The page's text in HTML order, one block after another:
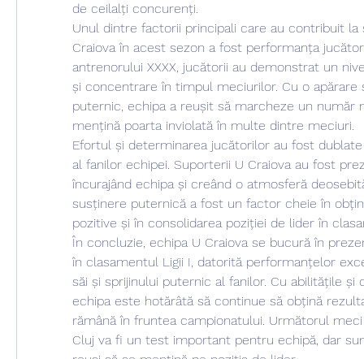
de ceilalți concurenți.
Unul dintre factorii principali care au contribuit la
Craiova în acest sezon a fost performanța
antrenorului XXXX, jucătorii au demonstrat un
și concentrare în timpul meciurilor. Cu o apărare
puternic, echipa a reușit să marcheze un număr
mențină poarta inviolată în multe dintre meciuri.
Efortul și determinarea jucătorilor au fost
al fanilor echipei. Suporterii U Craiova au fost
încurajând echipa și creând o atmosferă
susținere puternică a fost un factor cheie în
pozitive și în consolidarea poziției de lider în
În concluzie, echipa U Craiova se bucură în
în clasamentul Ligii I, datorită performanțelor
săi și sprijinului puternic al fanilor. Cu abilitățile și
echipa este hotărâtă să continue să obțină
rămână în fruntea campionatului. Următorul
Cluj va fi un test important pentru echipă, dar